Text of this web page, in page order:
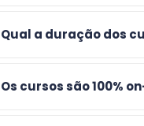
Qual a duração dos
Os cursos são 100%